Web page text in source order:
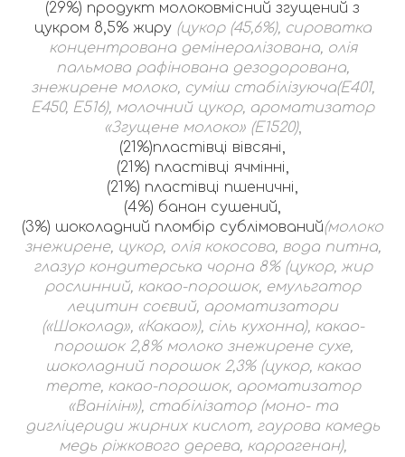
(29%) продукт молоковмісний згущений з
цукром 8,5% жиру (цукор (45,6%), сироватка
концентрована демінералізована, олія
пальмова рафінована дезодорована,
знежирене молоко, суміш стабілізуюча(Е401,
Е450, Е516), молочний цукор, ароматизатор
«Згущене молоко» (Е1520),
(21%)пластівці вівсяні,
(21%) пластівці ячмінні,
(21%) пластівці пшеничні,
(4%) банан сушений,
(3%) шоколадний пломбір сублімований(молоко
знежирене, цукор, олія кокосова, вода питна,
глазур кондитерська чорна 8% (цукор, жир
рослинний, какао-порошок, емульгатор
лецитин соєвий, ароматизатори
(«Шоколад», «Какао»), сіль кухонна), какао-
порошок 2,8% молоко знежирене сухе,
шоколадний порошок 2,3% (цукор, какао
терте, какао-порошок, ароматизатор
«Ванілін»), стабілізатор (моно- та
дигліцериди жирних кислот, гаурова камедь
медь ріжкового дерева, каррагенан),